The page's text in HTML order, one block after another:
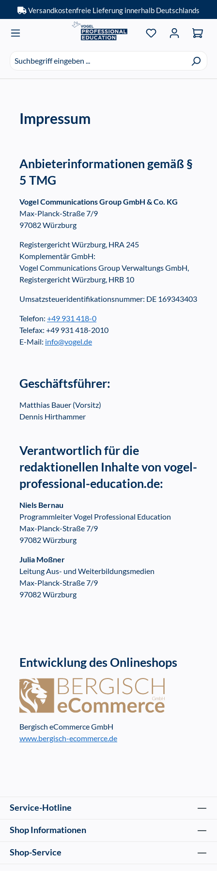
Zum Hauptinhalt springen
Versandkostenfreie Lieferung innerhalb Deutschlands
erscheinen
Du hast 0
Impressum
Anbieterinformationen gemäß §
5 TMG
Vogel Communications Group GmbH & Co. KG
Max-Planck-Straße 7/9
97082 Würzburg
Registergericht Würzburg, HRA 245
Komplementär GmbH:
Vogel Communications Group Verwaltungs GmbH,
Registergericht Würzburg, HRB 10
Umsatzsteueridentifikationsnummer: DE 169343403
Telefon: +49 931 418-0
Telefax: +49 931 418-2010
E-Mail: info@vogel.de
Geschäftsführer:
Matthias Bauer (Vorsitz)
Dennis Hirthammer
Verantwortlich für die
redaktionellen Inhalte von vogel-
professional-education.de:
Niels Bernau
Programmleiter Vogel Professional Education
Max-Planck-Straße 7/9
97082 Würzburg
Julia Moßner
Leitung Aus- und Weiterbildungsmedien
Max-Planck-Straße 7/9
97082 Würzburg
Entwicklung des Onlineshops
Bergisch eCommerce GmbH
www.bergisch-ecommerce.de
Service-Hotline
Shop Informationen
Shop-Service